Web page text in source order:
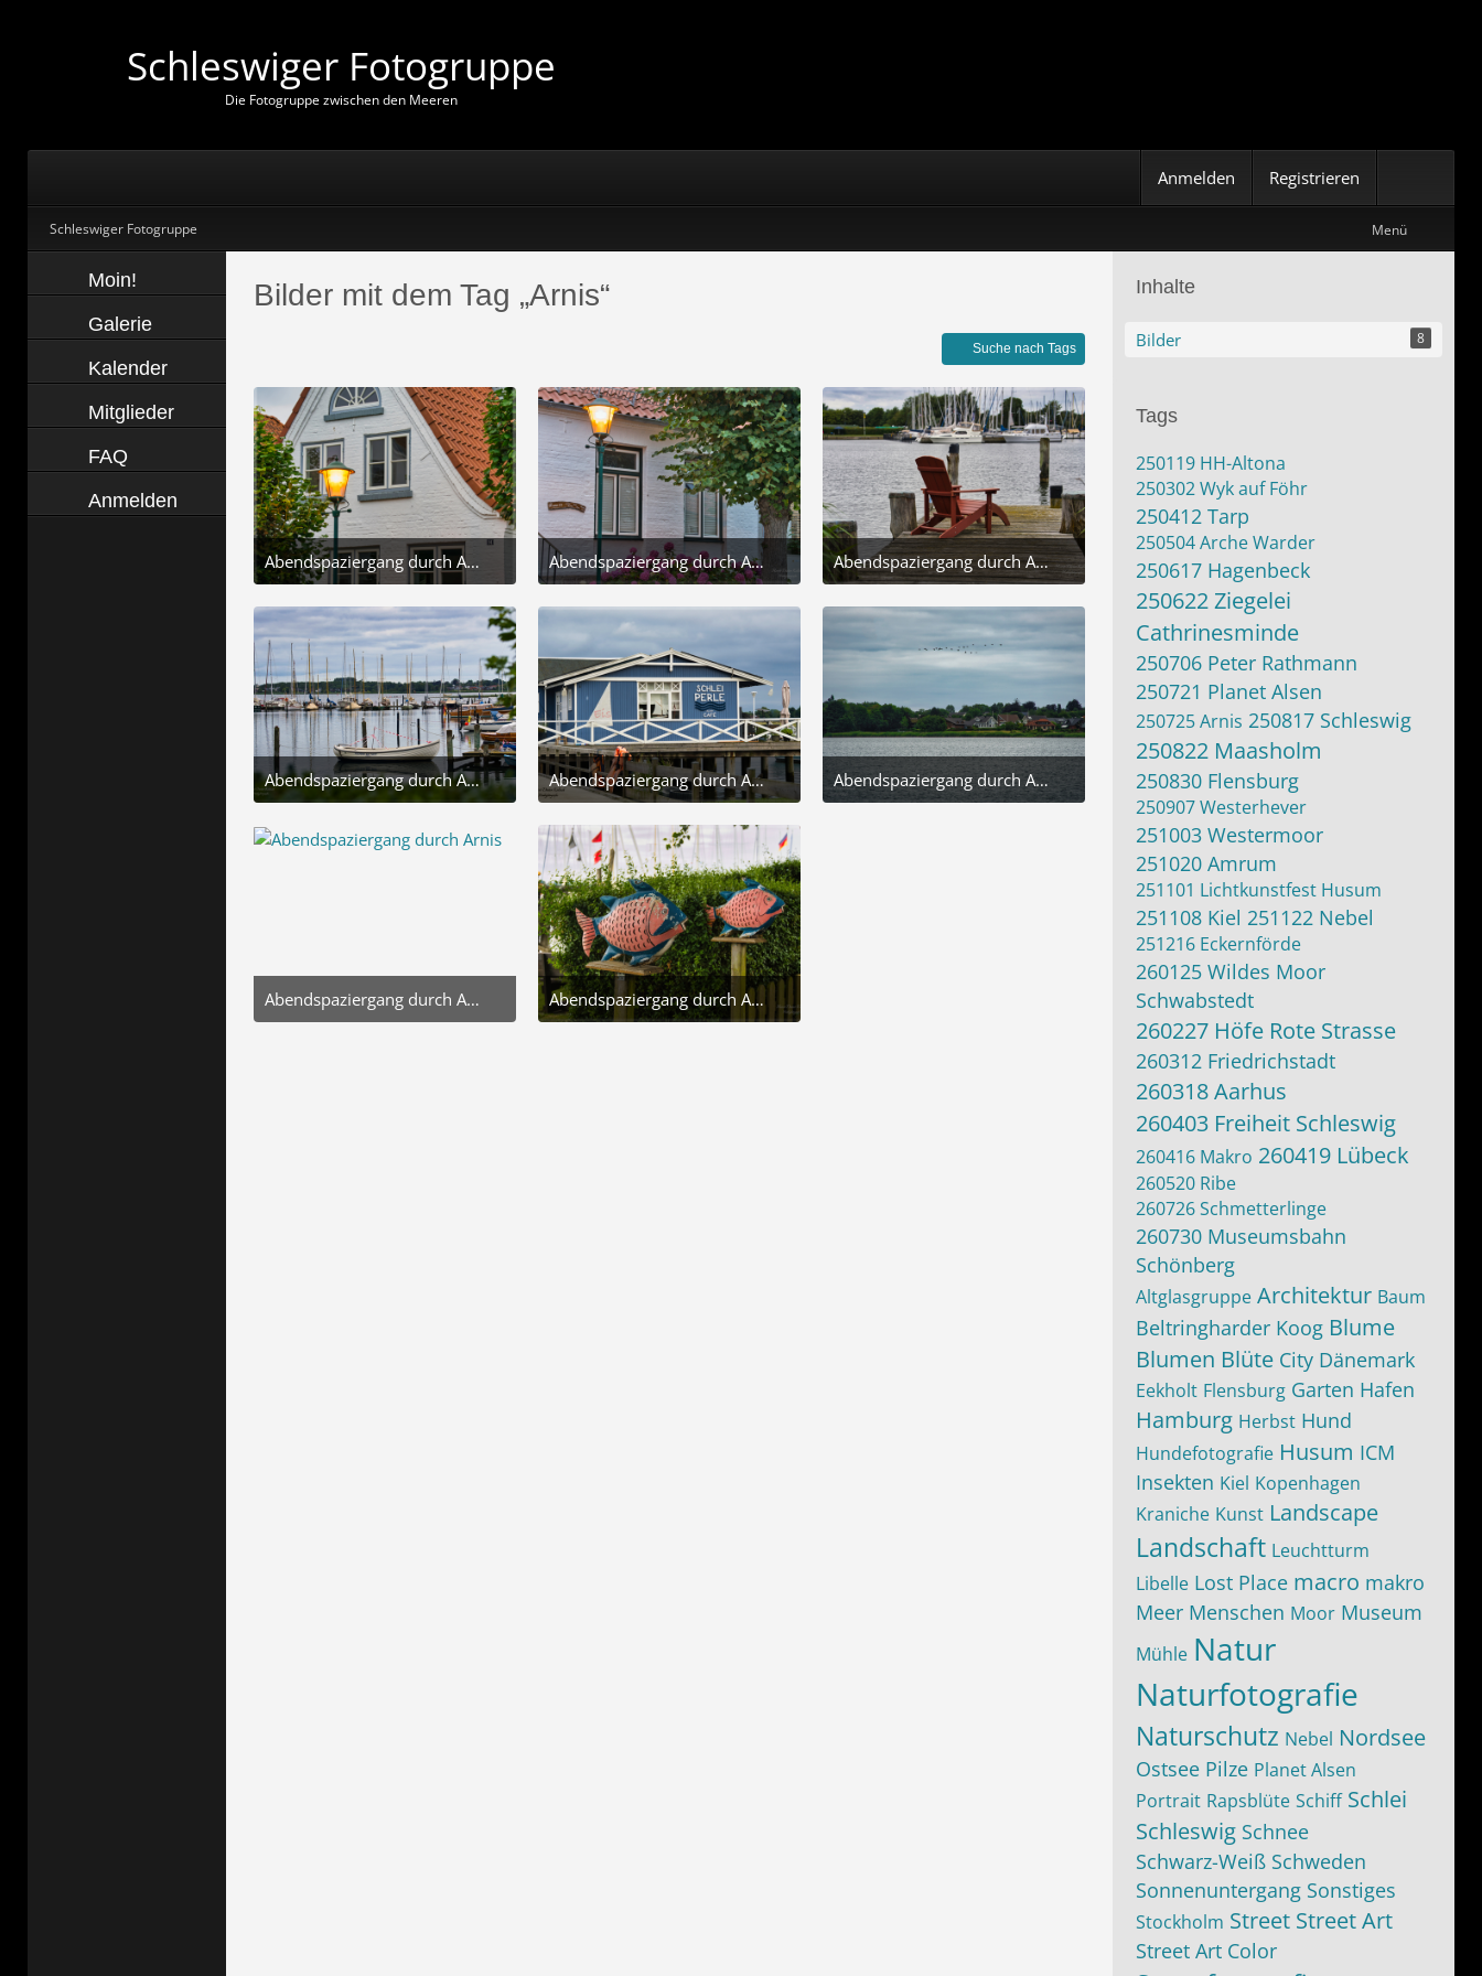
Schleswiger Fotogruppe
Die Fotogruppezwischenden Meeren
Anmelden Registrieren
Schleswiger Fotogruppe Menü
Moin!
Galerie
Kalender
Mitglieder
FAQ
Anmelden
Bilder mit dem Tag „Arnis“
Suche nach Tags
Abendspaziergang durch Arnis
26. Juli 2025 um 18:44
8
Abendspaziergang durch Arnis
26. Juli 2025 um 18:44
5
Abendspaziergang durch Arnis
26. Juli 2025 um 18:44
8
Abendspaziergang durch Arnis
26. Juli 2025 um 18:44
Abendspaziergang durch Arnis
26. Juli 2025 um 18:44
9
Abendspaziergang durch Arnis
26. Juli 2025 um 18:44
Abendspaziergang durch Arnis
26. Juli 2025 um 18:44
Abendspaziergang durch Arnis
26. Juli 2025 um 18:44
Inhalte
Bilder 8
Tags
250119 HH-Altona
250302 Wyk auf Föhr
250412 Tarp
250504 Arche Warder
250617 Hagenbeck
250622 Ziegelei
Cathrinesminde
250706 Peter Rathmann
250721 Planet Alsen
250725 Arnis 250817 Schleswig
250822 Maasholm
250830 Flensburg
250907 Westerhever
251003 Westermoor
251020 Amrum
251101 Lichtkunstfest Husum
251108 Kiel 251122 Nebel
251216 Eckernförde
260125 Wildes Moor
Schwabstedt
260227 Höfe Rote Strasse
260312 Friedrichstadt
260318 Aarhus
260403 Freiheit Schleswig
260416 Makro 260419 Lübeck
260520 Ribe
260726 Schmetterlinge
260730 Museumsbahn
Schönberg
Altglasgruppe Architektur Baum
Beltringharder Koog Blume
Blumen Blüte City Dänemark
Eekholt Flensburg Garten Hafen
Hamburg Herbst Hund
Hundefotografie Husum ICM
Insekten Kiel Kopenhagen
Kraniche Kunst Landscape
Landschaft Leuchtturm
Libelle Lost Place macro makro
Meer Menschen Moor Museum
Mühle Natur
Naturfotografie
Naturschutz Nebel Nordsee
Ostsee Pilze Planet Alsen
Portrait Rapsblüte Schiff Schlei
Schleswig Schnee
Schwarz-Weiß Schweden
Sonnenuntergang Sonstiges
Stockholm Street Street Art
Street Art Color